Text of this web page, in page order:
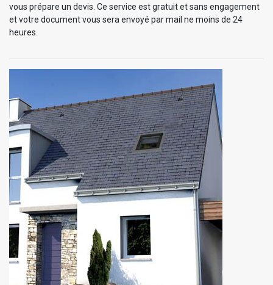
vous prépare un devis. Ce service est gratuit et sans engagement
et votre document vous sera envoyé par mail ne moins de 24
heures.